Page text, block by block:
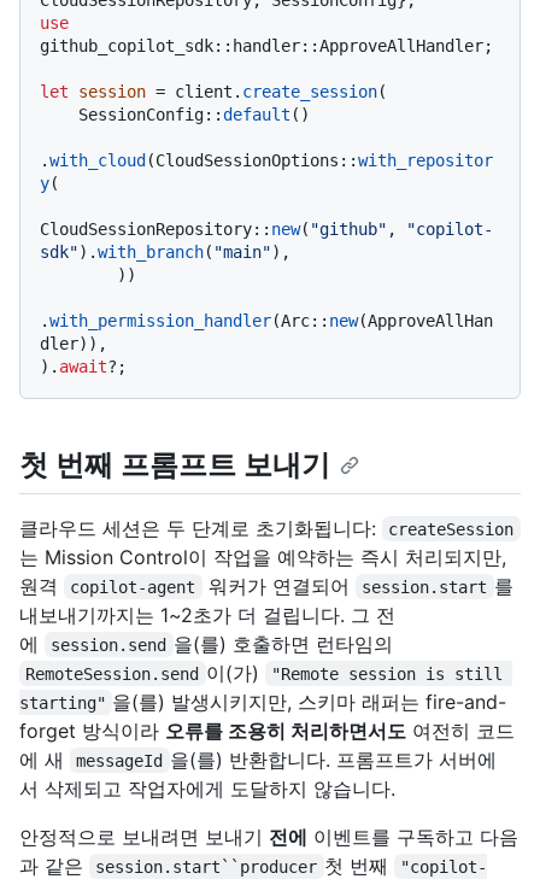
use
github_copilot_sdk::handler::ApproveAllHandler;
let session = client. create_session(
    SessionConfig::
default ()
.with_cloud (CloudSessionOptions::with_repositor
y(
CloudSessionRepository:: new( "github" ,
"copilot-
sdk").with_branch( "main"),
.with_permission_handler(Arc:: new(ApproveAllHan
dler)),
). await
첫 번째 프롬프트 보내기
클라우드 세션은 두 단계로 초기화됩니다: createSession
는 Mission Control이 작업을 예약하는 즉시 처리되지만,
원격
copilot-agent 워커가 연결되어 session.start 를
내보내기까지는 1~2초가 더 걸립니다. 그 전
에
session.send 을(를) 호출하면 런타임의
RemoteSession.send 이(가)
"Remote session is still
starting" 을(를) 발생시키지만, 스키마 래퍼는 fire-and-
forget 방식이라 오류를 조용히 처리하면서도 여전히 코드
에 새
messageId 을(를) 반환합니다. 프롬프트가 서버에
서 삭제되고 작업자에게 도달하지 않습니다.
안정적으로 보내려면 보내기 전에 이벤트를 구독하고 다음
과 같은
session.start``producer 첫 번째
"copilot-